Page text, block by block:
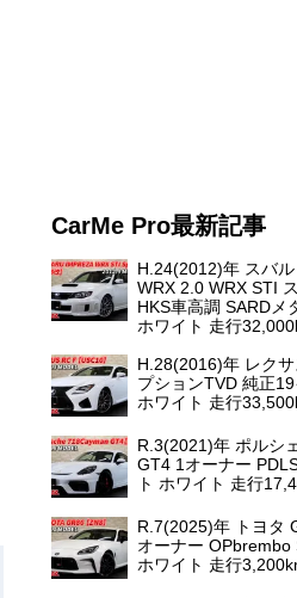
CarMe Pro最新記事
H.24(2012)年 スバ
WRX 2.0 WRX STI
HKS車高調 SARDメ
ホワイト 走行
H.28(2016)年 レク
プションTVD 純正
ホワイト 走行
R.3(2021)年 ポルシ
GT4 1オーナー
ト ホワイト 走行
R.7(2025)年 トヨタ
オーナー OPbrembo
ホワイト 走行